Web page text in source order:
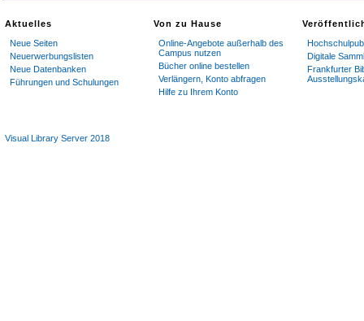
Aktuelles
Neue Seiten
Neuerwerbungslisten
Neue Datenbanken
Führungen und Schulungen
Von zu Hause
Online-Angebote außerhalb des
Campus nutzen
Bücher online bestellen
Verlängern, Konto abfragen
Hilfe zu Ihrem Konto
Digitale
Frankfurter
Visual Library Server 2018